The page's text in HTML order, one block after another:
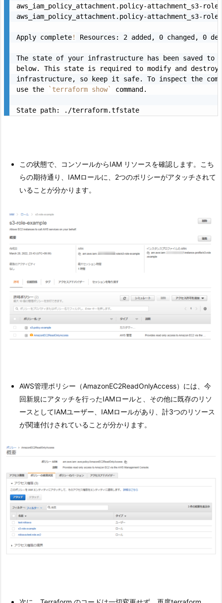
aws_iam_policy_attachment.policy-attachment_s3-
aws_iam_policy_attachment.policy-attachment_s3-
Apply complete! Resources: 2 added, 0 changed, 0
The state of your infrastructure has been saved to
below. This state is required to modify and destroy
infrastructure, so keep it safe. To inspect the
use the
` terraform show` command.
State path: ./terraform.tfstate
この状態で、コンソールからIAM リソースを確認します。こち
らの期待通り、IAMロールに、2つのポリシーがアタッチされて
いることが分かります。
AWS管理ポリシー（AmazonEC2ReadOnlyAccess）には、今
回新規にアタッチを行ったIAMロールと、その他に既存のリソ
ースとしてIAMユーザー、IAMロールがあり、計3つのリソース
が関連付けされていることが分かります。